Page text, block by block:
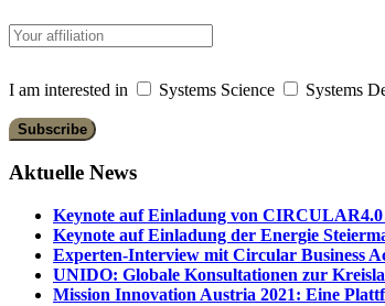
I am interested in Systems Science Systems
Aktuelle News
Keynote auf Einladung von
Keynote auf Einladung der Energie
Experten-Interview mit Circular Business
UNIDO: Globale Konsultationen zur
Mission Innovation Austria 2021: Eine